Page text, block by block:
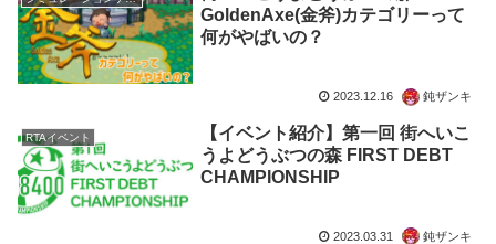
GoldenAxe(金斧)カテゴリーって
何がやばいの？
2023.12.16 鈍ザンキ
RTAイベント
【イベント紹介】第一回 街へいこ
うよどうぶつの森 FIRST DEBT
CHAMPIONSHIP
2023.03.31 鈍ザンキ